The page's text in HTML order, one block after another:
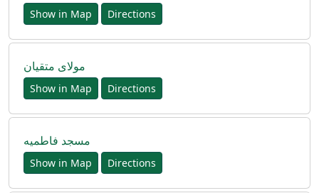
Show in Map Directions
مولای متقیان
Show in Map Directions
مسجد فاطمیه
Show in Map Directions